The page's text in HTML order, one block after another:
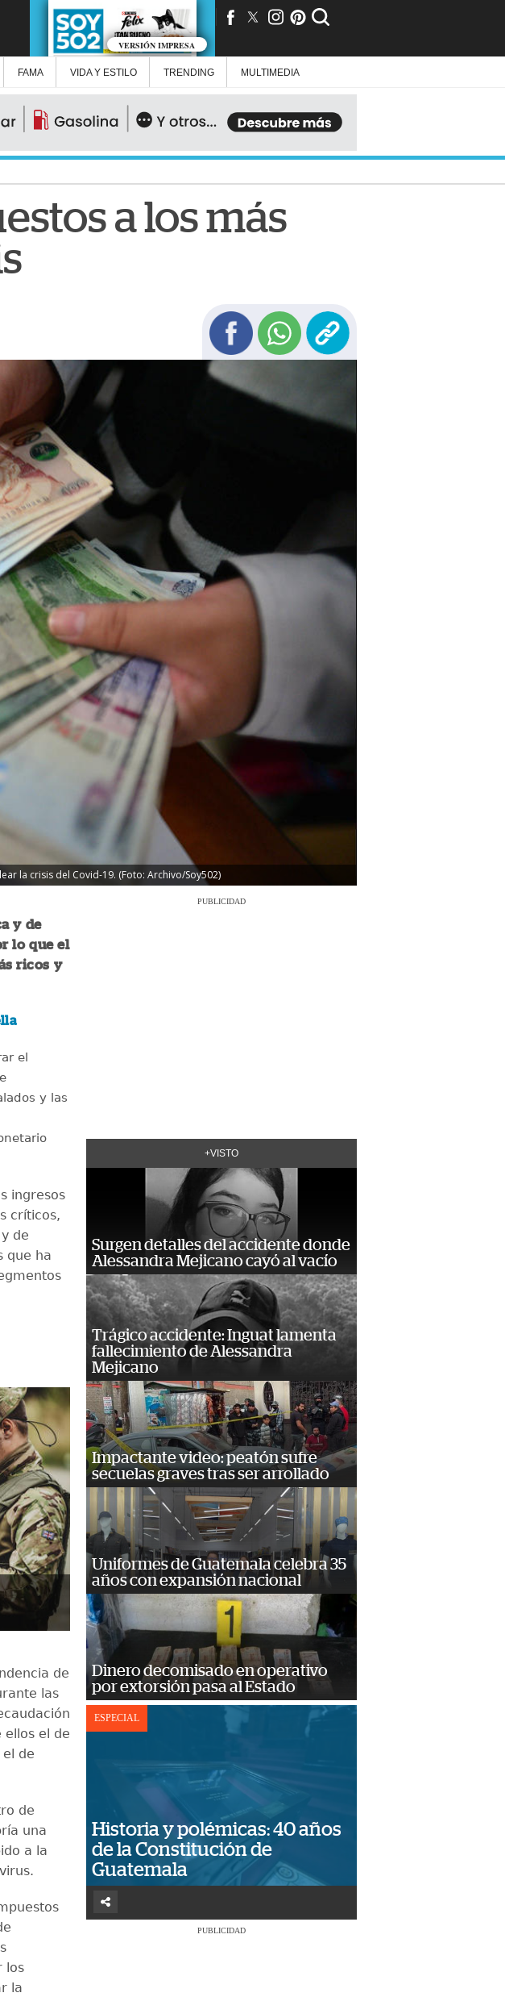
VERSIÓN IMPRESA
FAMA VIDA Y ESTILO TRENDING MULTIMEDIA
a los más
la crisis del Covid-19. (Foto: Archivo/Soy502)
y de
lo que el
ricos y
el
y las
ingresos
críticos,
de
que ha
de
las
ellos el de
de
de
una
a la
los
la
PUBLICIDAD
+VISTO
Surgen detalles del accidente donde
Alessandra Mejicano cayó al vacío
Trágico accidente: Inguat lamenta
fallecimiento de Alessandra
Mejicano
Impactante video: peatón sufre
secuelas graves tras ser arrollado
Uniformes de Guatemala celebra 35
años con expansión nacional
Dinero decomisado en operativo
por extorsión pasa al Estado
ESPECIAL
Historia y polémicas: 40 años
de la Constitución de
Guatemala
PUBLICIDAD